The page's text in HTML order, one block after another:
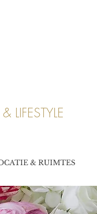
LIFESTYLE
& RUIMTES